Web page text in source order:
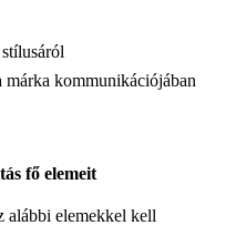
márka kommunikációjában
fő elemeit
alábbi elemekkel kell